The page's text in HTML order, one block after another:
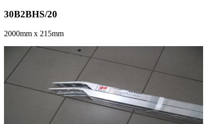
30B2BHS/20
2000mm x 215mm